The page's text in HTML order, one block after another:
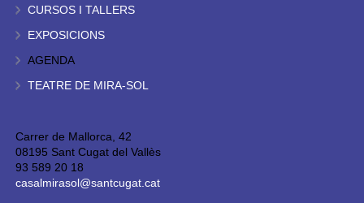
CURSOS I TALLERS
EXPOSICIONS
AGENDA
TEATRE DE MIRA-SOL
Carrer de Mallorca, 42
08195 Sant Cugat del Vallès
93 589 20 18
casalmirasol@santcugat.cat